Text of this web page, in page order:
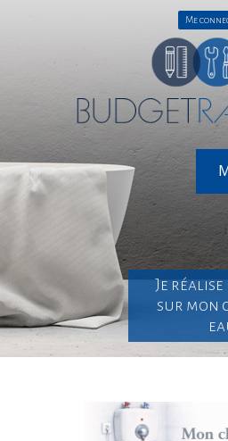
Me
Je réalise
sur mon